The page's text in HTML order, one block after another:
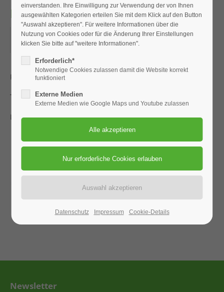
RAD_Tagestour
23.05.2026
ORT: ZENTRALSCHULE
Radtour
Treffpunkt: 9:00 Uhr Zentralschule
Leitung: Günther Ast
Newsletter
einverstanden. Ihre Einwilligung zur Verwendung der von Ihnen
ausgewählten Kategorien erteilen Sie mit dem Klick auf den Button
"Auswahl akzeptieren". Für weitere Informationen über die
Nutzung von Cookies oder für die Änderung Ihrer Einstellungen
klicken Sie bitte auf "weitere Informationen".
Erforderlich*
Notwendige Cookies zulassen damit die Website korrekt
funktioniert
Externe Medien
Externe Medien wie Google Maps und Youtube zulassen
Datenschutz Impressum Cookie-Details